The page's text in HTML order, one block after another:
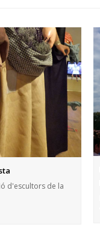
d'escultors de la